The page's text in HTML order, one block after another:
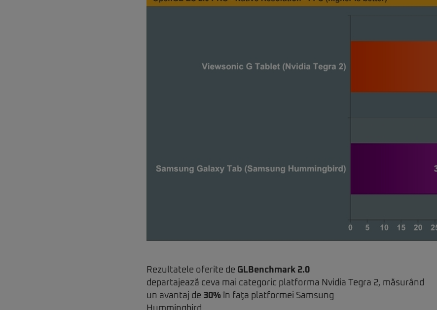
Rezultatele oferite de GLBenchmark 2.0
departajează ceva mai categoric platforma Nvidia Tegra 2, măsurând
un avantaj de 30% în faţa platformei Samsung